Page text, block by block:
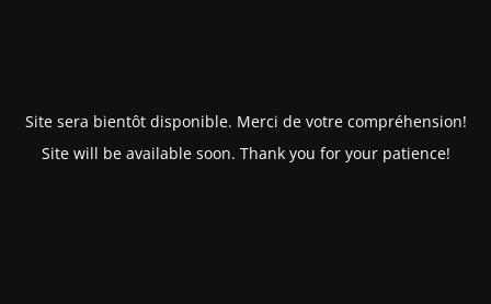
Site sera bientôt disponible. Merci de votre compréhension!
Site will be available soon. Thank you for your patience!